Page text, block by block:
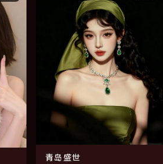
青岛 盛世